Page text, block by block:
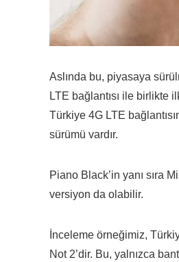
Aslında bu, piyasaya
LTE bağlantısı ile birlikte
Türkiye 4G LTE
sürümü vardır.
Piano Black’in yanı sıra
versiyon da olabilir.
İnceleme örneğimiz,
Not 2’dir. Bu, yalnızca